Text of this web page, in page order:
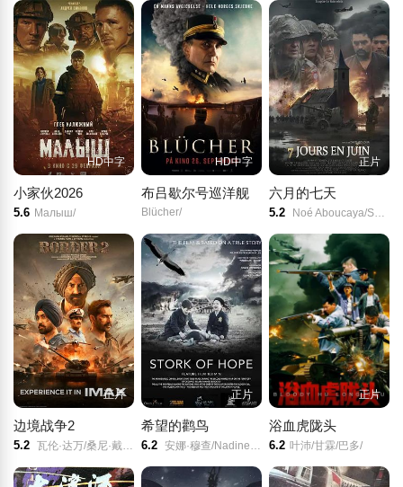
HD中字
小家伙2026
5.6 Малыш/
HD中字
布吕歇尔号巡洋舰
Blücher/
正片
六月的七天
5.2 Noé Aboucaya/Sonia Pérez/Alain Marseglia/
正片
边境战争2
5.2 瓦伦·达万/桑尼·戴尔/迪尔吉特·多桑/阿汗·谢迪/Nitish Nirmal/Vinali Bhatnagar/Sai Dibyajyoti Behera/Aman Mishra Dz/Dj Sarvam Music/
正片
希望的鹳鸟
6.2 安娜·穆查/Nadine Heidenreich/Anna Yuzhakova/Tatiana Garkusha/Lyudmila Sidorkevich/
正片
浴血虎陇头
6.2 叶沛/甘霖/巴多/